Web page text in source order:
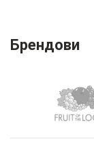
Брендови